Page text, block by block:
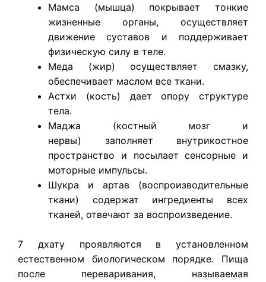
Мамса (мышца) покрывает тонкие
жизненные органы, осуществляет
движение суставов и поддерживает
физическую силу в теле.
Меда (жир) осуществляет смазку,
обеспечивает маслом все ткани.
Астхи (кость) дает опору структуре
тела.
Маджа (костный мозг и
нервы) заполняет внутрикостное
пространство и посылает сенсорные и
моторные импульсы.
Шукра и артав (воспроизводительные
ткани) содержат ингредиенты всех
тканей, отвечают за воспроизведение.
7 дхату проявляются в установленном
естественном биологическом порядке. Пища
после переваривания, называемая